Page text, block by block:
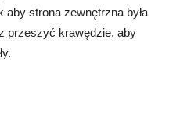
aby strona zewnętrzna była
przeszyć krawędzie, aby